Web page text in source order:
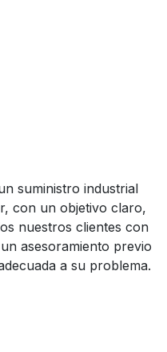
suministro industrial
con un objetivo claro,
nuestros clientes con
asesoramiento previo
a su problema.